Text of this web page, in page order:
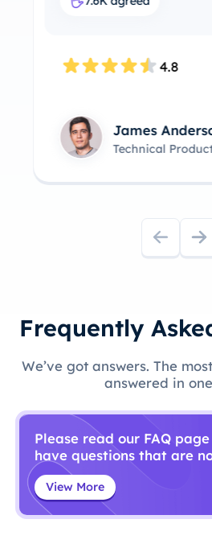
4.8
James Anderson
Technical Product
Frequently
We’ve got answers. The
answered in
Please read our FAQ
have questions that are
View More